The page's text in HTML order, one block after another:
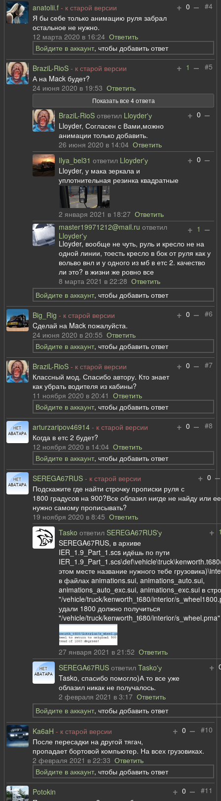
#4
+ 0 –
anatolii.f - к старой версии
Я бы себе только анимацию руля забрал
остальное не нужно.
12 марта 2020 в 16:24Ответить
Войдите в аккаунт, чтобы добавить ответ
#5
+ 1 –
BraziL-RioS - к старой версии
А на Mack будет?
24 июня 2020 в 19:53Ответить
Показать все 4 ответа
+ 0 –
BraziL-RioS ответил Lloyder'у
Lloyder, Согласен с Вами,можно
анимации только добавить.
26 июня 2020 в 14:04Ответить
+ 0 –
Ilya_bel31 ответил Lloyder'у
Lloyder, у мака зеркала и
уплотнительная резинка квадратные
2 января 2021 в 18:27Ответить
+ 1 –
master19971212@mail.ru ответил
Lloyder'у
Lloyder, вообще не чуть, руль и кресло не на
одной линии, тоесть кресло в бок от руля как у
вольво внл и у одного из мб в етс 2. качество
ли это? в жизни же ровно все
8 марта 2021 в 22:28Ответить
Войдите в аккаунт, чтобы добавить ответ
#6
+ 0 –
Big_Rig - к старой версии
Cделай на Mack пожалуйста.
24 июня 2020 в 20:55Ответить
Войдите в аккаунт, чтобы добавить ответ
#7
+ 0 –
BraziL-RioS - к старой версии
Классный мод. Спасибо автору. Кто знает
как убрать водителя из кабины?
11 ноября 2020 в 20:41Ответить
Войдите в аккаунт, чтобы добавить ответ
#8
+ 0 –
arturzaripov46914 - к старой версии
Когда в етс 2 будет?
12 ноября 2020 в 14:04Ответить
Войдите в аккаунт, чтобы добавить ответ
+ 0 –
SEREGA67RUS - к старой версии
Подскажите где найти строчку прописки руля с
1800 градусов на 900?Все облазил нигде не найду или ее
нужно самому прописывать?
19 ноября 2020 в 8:45Ответить
+
Tasko ответил SEREGA67RUS'у
SEREGA67RUS, в архиве
IER_1.9_Part_1.scs идёшь по пути
этом месте название нужного тебе
в файлах animations.sui, animations_auto.sui,
animations_auto_exc.sui, animations_exc.sui в
"/vehicle/truck/kenworth_t680/interior/
удали 1800 должно получиться
"/vehicle/truck/kenworth_t680/interior/s_wheel.pma"
27 января 2021 в 21:52Ответить
+
SEREGA67RUS ответилTasko'у
Tasko, спасибо помогло)А то все уже
облазил никак не получалось.
2 февраля 2021 в 3:17Ответить
Войдите в аккаунт, чтобы добавить ответ
#10
+ 0 –
Ka6aH - к старой версии
После пересадки на другой тягач,
пропадает бортовой компьютер. На всех грузовиках.
2 февраля 2021 в 22:33Ответить
Войдите в аккаунт, чтобы добавить ответ
#11
+ 0 –
Potokin